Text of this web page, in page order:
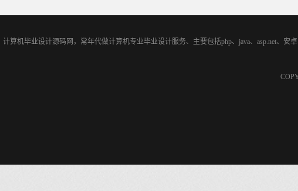
计算机毕业设计源码网，常年代做计算机专业毕业设计服务、主要包括php、java、asp.net、